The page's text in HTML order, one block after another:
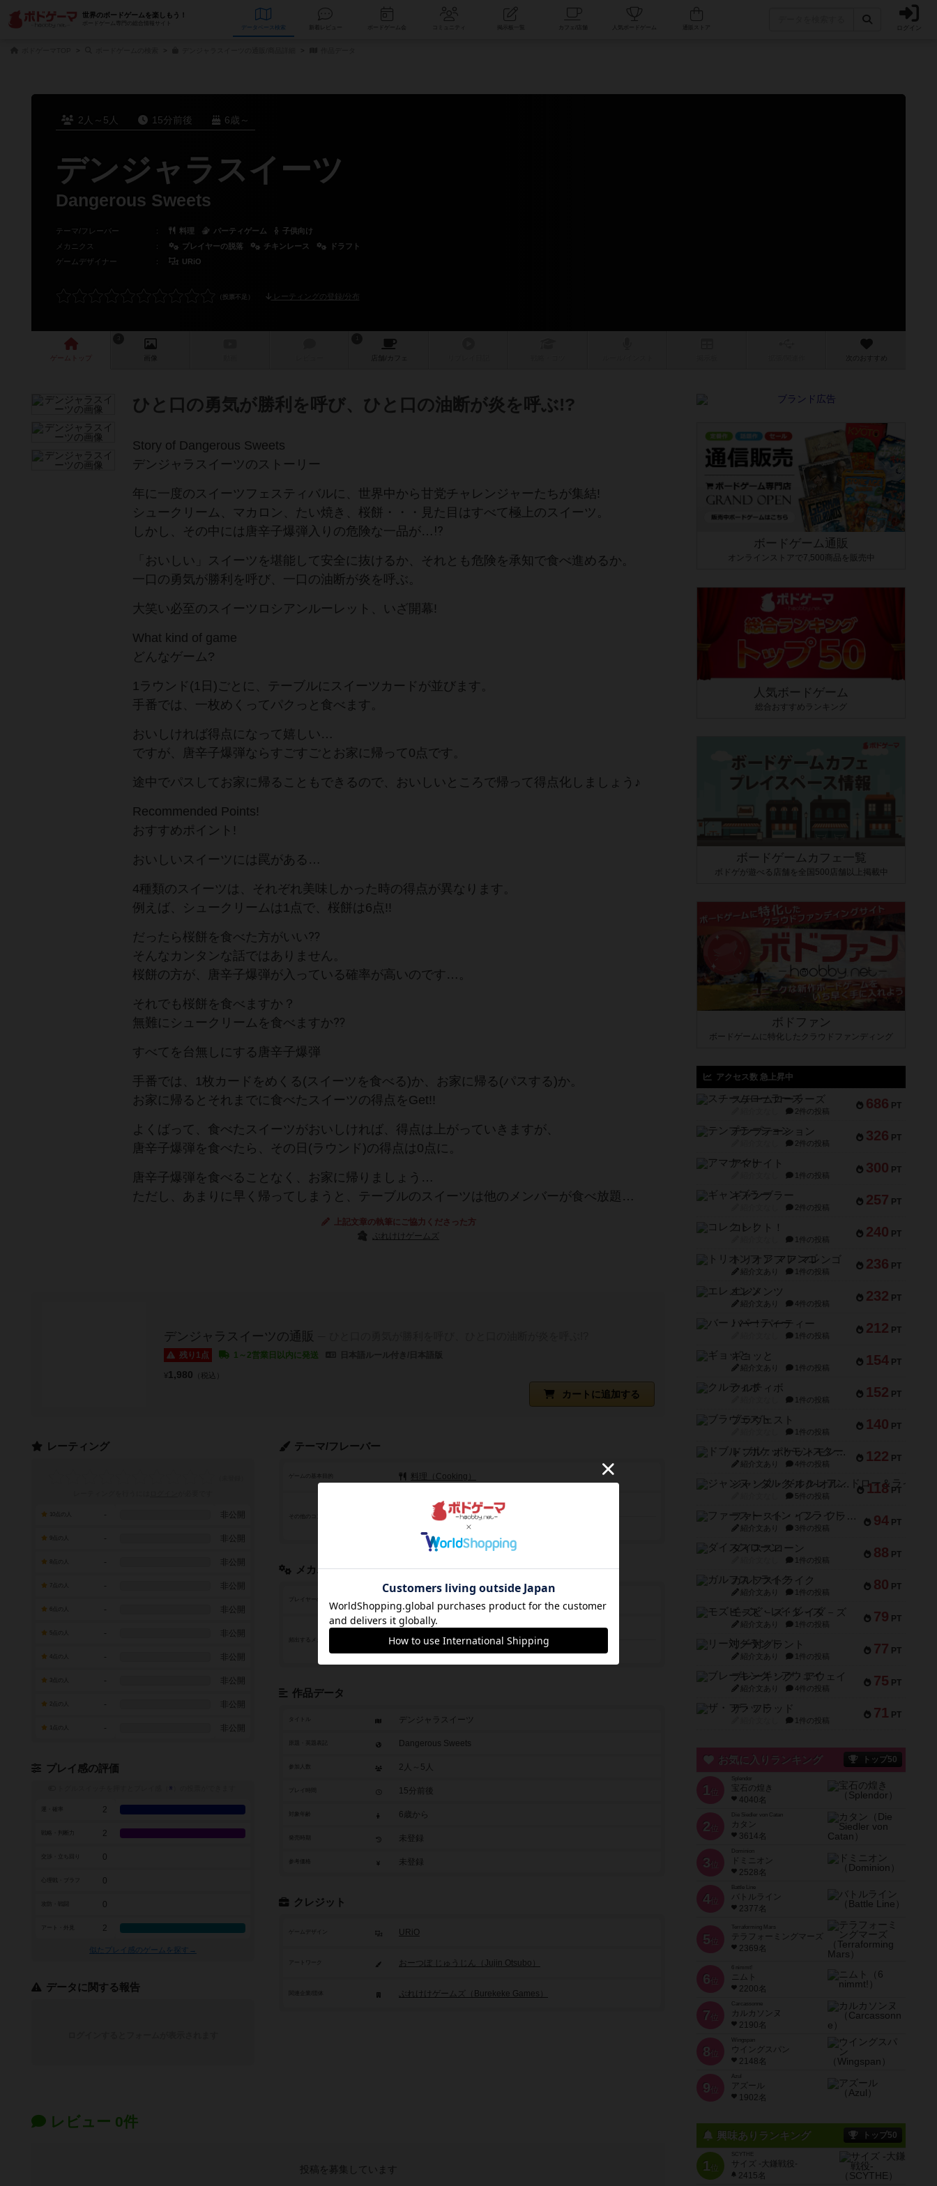
世界のボードゲームを楽しもう！
ボードゲーム専門の総合情報サイト
データベース コミュニティ 人気ボードゲーム ログイン
2人～5人 15分前後 6歳～
デンジャラスイーツ
Dangerous Sweets
テーマ/フレーバー ： 料理 パーティゲーム
子供向け
メカニクス
： プレイヤーの脱落 チキンレース
ドラフト
ゲームデザイナー
： URiO
レーティングの登録/分布
ゲーム 画像 店舗/ カフェ 次のおすすめ
ひと口の勇気が勝利を呼び、ひと口の油断が炎を呼ぶ!?
Story of Dangerous Sweets
​デンジャラスイーツのストーリー
年に一度のスイーツフェスティバルに、世界中から甘党チャレンジャーたちが集結!
シュークリーム、マカロン、たい焼き、桜餅・・・見た目はすべて極上のスイーツ。
しかし、その中には唐辛子爆弾入りの危険な一品が…⁉
「おいしい」スイーツを堪能して安全に抜けるか、それとも危険を承知で食べ進めるか。
一口の勇気が勝利を呼び、一口の油断が炎を呼ぶ。
​大笑い必至のスイーツロシアンルーレット、いざ開幕!
What kind of game
どんなゲーム?
1ラウンド(1日)ごとに、テーブルにスイーツカードが並びます。
手番では、一枚めくってパクっと食べます。
​おいしければ得点になって嬉しい…
​ですが、唐辛子爆弾ならすごすごとお家に帰って0点です。
途中でパスしてお家に帰ることもできるので、おいしいところで帰って得点化しましょう♪
Recommended Points​!
​おすすめポイント!
​おいしいスイーツには罠がある…
4種類のスイーツは、それぞれ美味しかった時の得点が異なります。
例えば、シュークリームは1点で、桜餅は6点!!
だったら桜餅を食べた方がいい⁇
​そんなカンタンな話ではありません。
桜餅の方が、唐辛子爆弾が入っている確率が高いのです…。
それでも桜餅を食べますか？
​無難にシュークリームを食べますか⁇
​すべてを台無しにする唐辛子爆弾
手番では、1枚カードをめくる(スイーツを食べる)か、お家に帰る(パスする)か。
お家に帰るとそれまでに食べたスイーツの得点をGet!!
よくばって、食べたスイーツがおいしければ、得点は上がっていきますが、
唐辛子爆弾を食べたら、その日(ラウンド)の得点は0点に。
唐辛子爆弾を食べることなく、お家に帰りましょう…
​ただし、あまりに早く帰ってしまうと、テーブルのスイーツは他のメンバーが食べ放題…
上記文章の執筆にご協力くださった方
ぶれけけゲームズ
デンジャラスイーツの通販
残り1点 1～2営業日以内に発送
カートに追加する
¥1,980 （税込）
テーマ/フレーバー
ゲームの基本目的 料理（Cooking）
パーティゲーム（Party）
子供向け（Kids）
メカニクス
プレイヤーの脱落（Player Elimination）
頻出するメカニクス
チキンレース（Press Your Luck）
作品データ
タイトル デンジャラスイーツ
Dangerous Sweets
参加人数 2人～5人
15分前後
6歳から
未登録
参考価格 未登録
クレジット
ゲームデザイン URiO
アートワーク おーつぼ じゅうじん（Jujin Otsubo）
​ぶれけけゲームズ（Burekeke Games）
レーティング
- 非公開
- 非公開
- 非公開
7点の人 - 非公開
- 非公開
- 非公開
- 非公開
- 非公開
- 非公開
- 非公開
プレイ感の評価
※
2
戦略・判断力 2
0
0
0
アート・外見 2
似たプレイ感のゲームを探す→
データに関する報告
レビュー 0件
投稿を募集しています
ボードゲーム通販
オンラインストアで7,500商品を販売中
人気ボードゲーム
総合おすすめランキング
ボードゲームカフェ一覧
ボドゲが遊べる店舗を全国500店舗以上掲載中
ボドファン
ボードゲームに特化したクラウドファンディング
アクセス数 急上昇中
686 PT
スチームローラーズ
2件の投稿
326 PT
テンプテーション
2件の投稿
300 PT
アマナイト
1件の投稿
257 PT
ギャンブラー
2件の投稿
240 PT
コレクト！
1件の投稿
236 PT
トリオンフ ア マレンゴ
紹介文あり 1件の投稿
232 PT
エレメンツ
紹介文あり 4件の投稿
212 PT
バー！パーティー
1件の投稿
154 PT
ギョッと
紹介文あり 1件の投稿
152 PT
クルティボ
1件の投稿
140 PT
ブラヴェスト
1件の投稿
122 PT
ドブル：ポケットモンスター
紹介文あり 4件の投稿
118 PT
ジャンヌ・ダルク-オルレアン ドロー＆ライト
5件の投稿
94 PT
ファースト・イン・フライト
紹介文あり 3件の投稿
88 PT
ダイススローン
1件の投稿
80 PT
ガルフストライク
紹介文あり 1件の投稿
79 PT
モズビ－ズ・レイダ－ズ
紹介文あり 1件の投稿
77 PT
リー対グラント
紹介文あり 1件の投稿
75 PT
ブレーキング・アウェイ
紹介文あり 4件の投稿
71 PT
ザ・フラッド
1件の投稿
お気に入りランキング トップ50
1 位
宝石の煌き
4040名
2 位
Die Siedler von Catan
カタン
3614名
3 位
ドミニオン
2528名
4位
Battle Line
バトルライン
2377名
5 位
Terraforming Mars
テラフォーミングマーズ
2369名
6 位
ニムト
2200名
7 位
Carcassonne
カルカソンヌ
2190名
8 位
Wingspan
ウイングスパン
2148名
9 位
Azul
アズール
1902名
興味ありランキング トップ50
1位
SCYTHE
サイズ -大鎌戦役-
2415名